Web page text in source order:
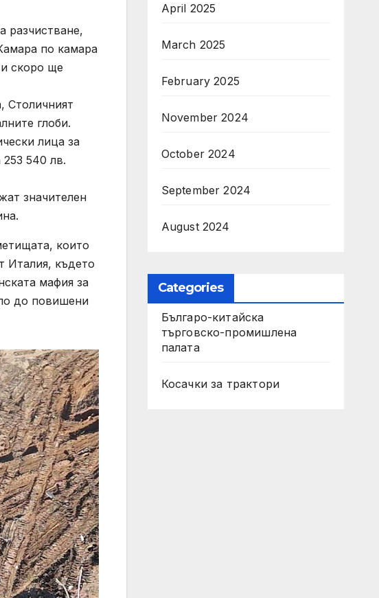
разчистване,
по камара
скоро ще
Столичният
глоби.
лица за
540 лв.
значителен
които
Италия, където
мафия за
до повишени
April 2025
March 2025
February 2025
November 2024
October 2024
September 2024
August 2024
Categories
Българо-китайска
търговско-промишлена
палата
Косачки за трактори